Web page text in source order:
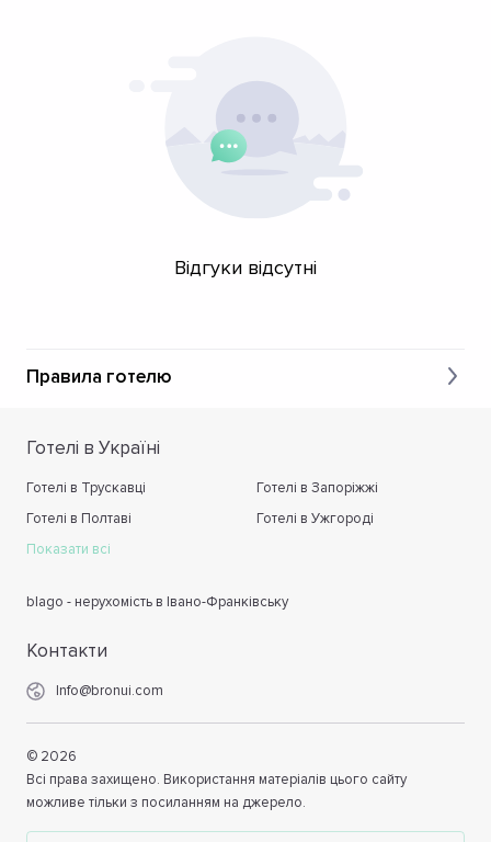
Відгуки відсутні
Правила готелю
Готелі в Україні
Готелі в Трускавці
Готелі в Запоріжжі
Готелі в Полтаві
Готелі в Ужгороді
Показати всі
blago - нерухомість в Івано-Франківську
Контакти
Info@bronui.com
© 2026
Всі права захищено. Використання матеріалів цього сайту
можливе тільки з посиланням на джерело.